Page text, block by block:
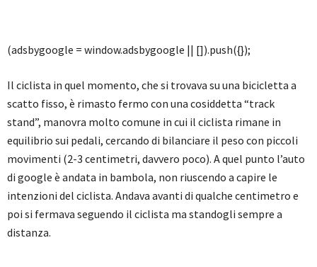
(adsbygoogle = window.adsbygoogle || []).push({});
Il ciclista in quel momento, che si trovava su una bicicletta a
scatto fisso, è rimasto fermo con una cosiddetta “track
stand”, manovra molto comune in cui il ciclista rimane in
equilibrio sui pedali, cercando di bilanciare il peso con piccoli
movimenti (2-3 centimetri, davvero poco). A quel punto l’auto
di google è andata in bambola, non riuscendo a capire le
intenzioni del ciclista. Andava avanti di qualche centimetro e
poi si fermava seguendo il ciclista ma standogli sempre a
distanza.